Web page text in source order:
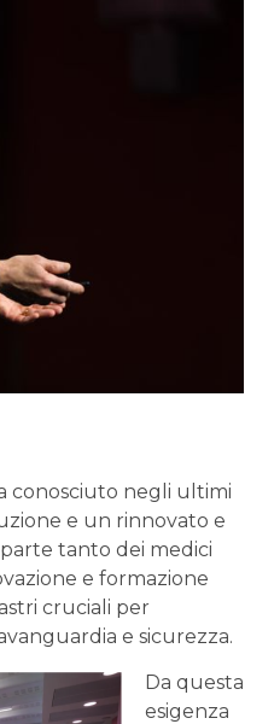
conosciuto negli ultimi
e un rinnovato e
tanto dei medici
e formazione
cruciali per
e sicurezza.
Da questa
esigenza